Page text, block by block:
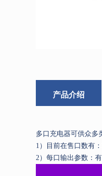
产品介绍
多口充电器可供众多
1）目前在售口数有
2）每口输出参数：